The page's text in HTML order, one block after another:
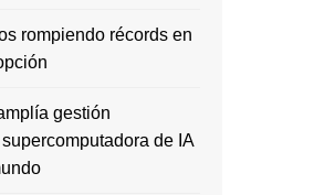
rompiendo récords en
gestión
de IA